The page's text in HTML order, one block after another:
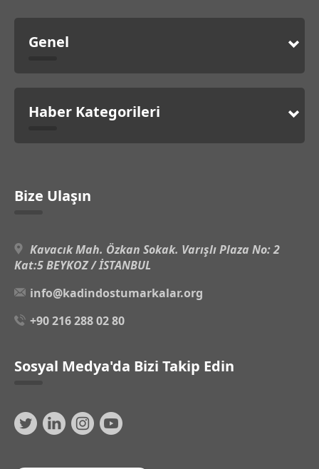
Genel
Haber Kategorileri
Bize Ulaşın
Kavacık Mah. Özkan Sokak. Varışlı Plaza No: 2
Kat:5 BEYKOZ / İSTANBUL
info@kadindostumarkalar.org
+90 216 288 02 80
Sosyal Medya'da Bizi Takip Edin